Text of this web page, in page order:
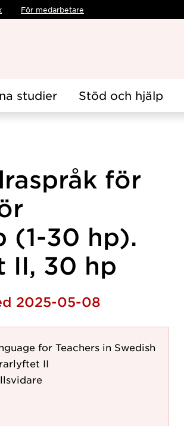
För medarbetare
studier Stöd och hjälp
för
(1-30 hp).
II, 30 hp
2025-05-08
for Teachers in Swedish
II